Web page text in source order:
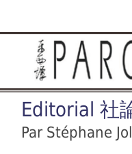
Editorial 社
Par Stéphane